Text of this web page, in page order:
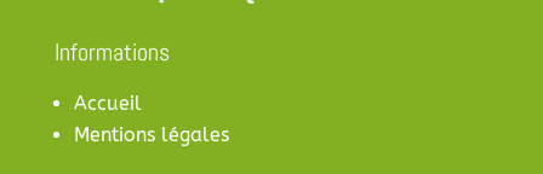
Informations
Accueil
Mentions légales